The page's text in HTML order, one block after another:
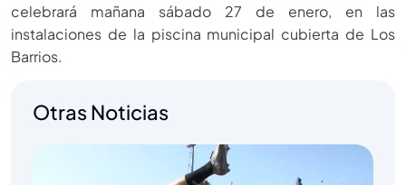
celebrará mañana sábado 27 de enero, en las
instalaciones de la piscina municipal cubierta de Los
Barrios.
Otras Noticias